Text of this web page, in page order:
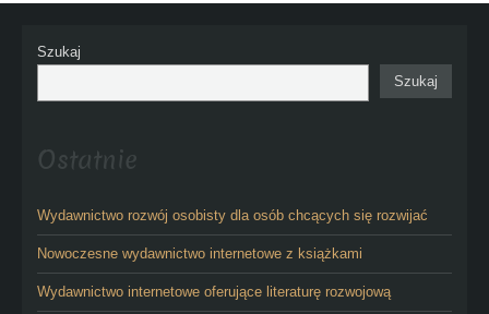
Szukaj
Szukaj
Ostatnie
Wydawnictwo rozwój osobisty dla osób chcących się rozwijać
Nowoczesne wydawnictwo internetowe z książkami
Wydawnictwo internetowe oferujące literaturę rozwojową